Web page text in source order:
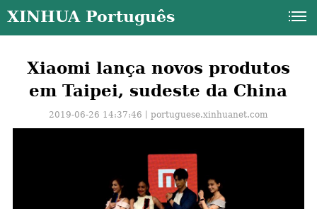
XINHUA Português
Xiaomi lança novos produtos
em Taipei, sudeste da China
2019-06-26 14:37:46丨portuguese.xinhuanet.com